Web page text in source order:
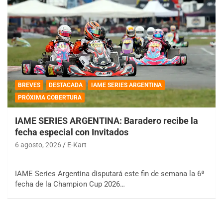
BREVES DESTACADA
IAME SERIES ARGENTINA
PRÓXIMA COBERTURA
IAME SERIES ARGENTINA: Baradero recibe la
fecha especial con Invitados
6 agosto, 2026 E-Kart
IAME Series Argentina disputará este fin de semana la 6ª
fecha de la Champion Cup 2026…